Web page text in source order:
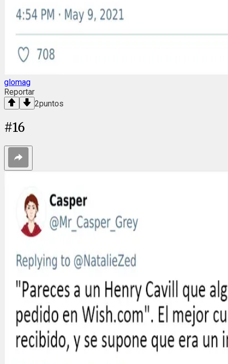
glomag
Reportar
2puntos
#16